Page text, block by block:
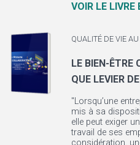
VOIR LE LIVRE
QUALITÉ DE VIE
LE BIEN-ÊTRE
QUE LEVIER
"Lorsqu’une
mis à sa
elle peut exiger
travail de ses
considération,